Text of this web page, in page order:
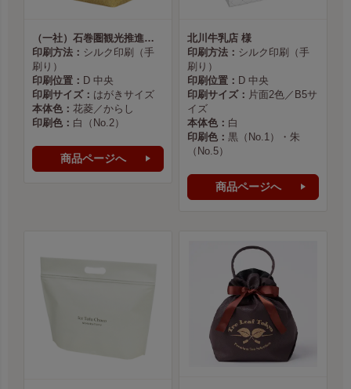
（一社）石巻圏観光推進機構様
印刷方法： シルク印刷（手
刷り）
印刷位置： D 中央
印刷サイズ： はがきサイズ
本体色： 花菱／からし
印刷色： 白（No.2）
商品ページへ
北川牛乳店 様
印刷方法： シルク印刷（手
刷り）
印刷位置： D 中央
印刷サイズ： 片面2色／B5サ
イズ
本体色： 白
印刷色： 黒（No.1）・朱
（No.5）
商品ページへ